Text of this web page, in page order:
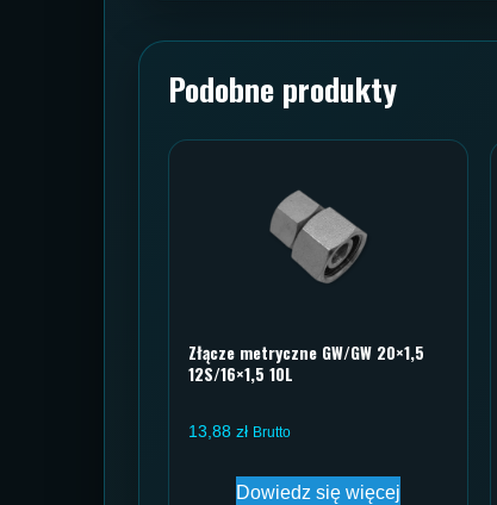
Podobne produkty
Złącze metryczne GW/GW 20×1,5
12S/16×1,5 10L
13,88 zł Brutto
Dowiedz się więcej